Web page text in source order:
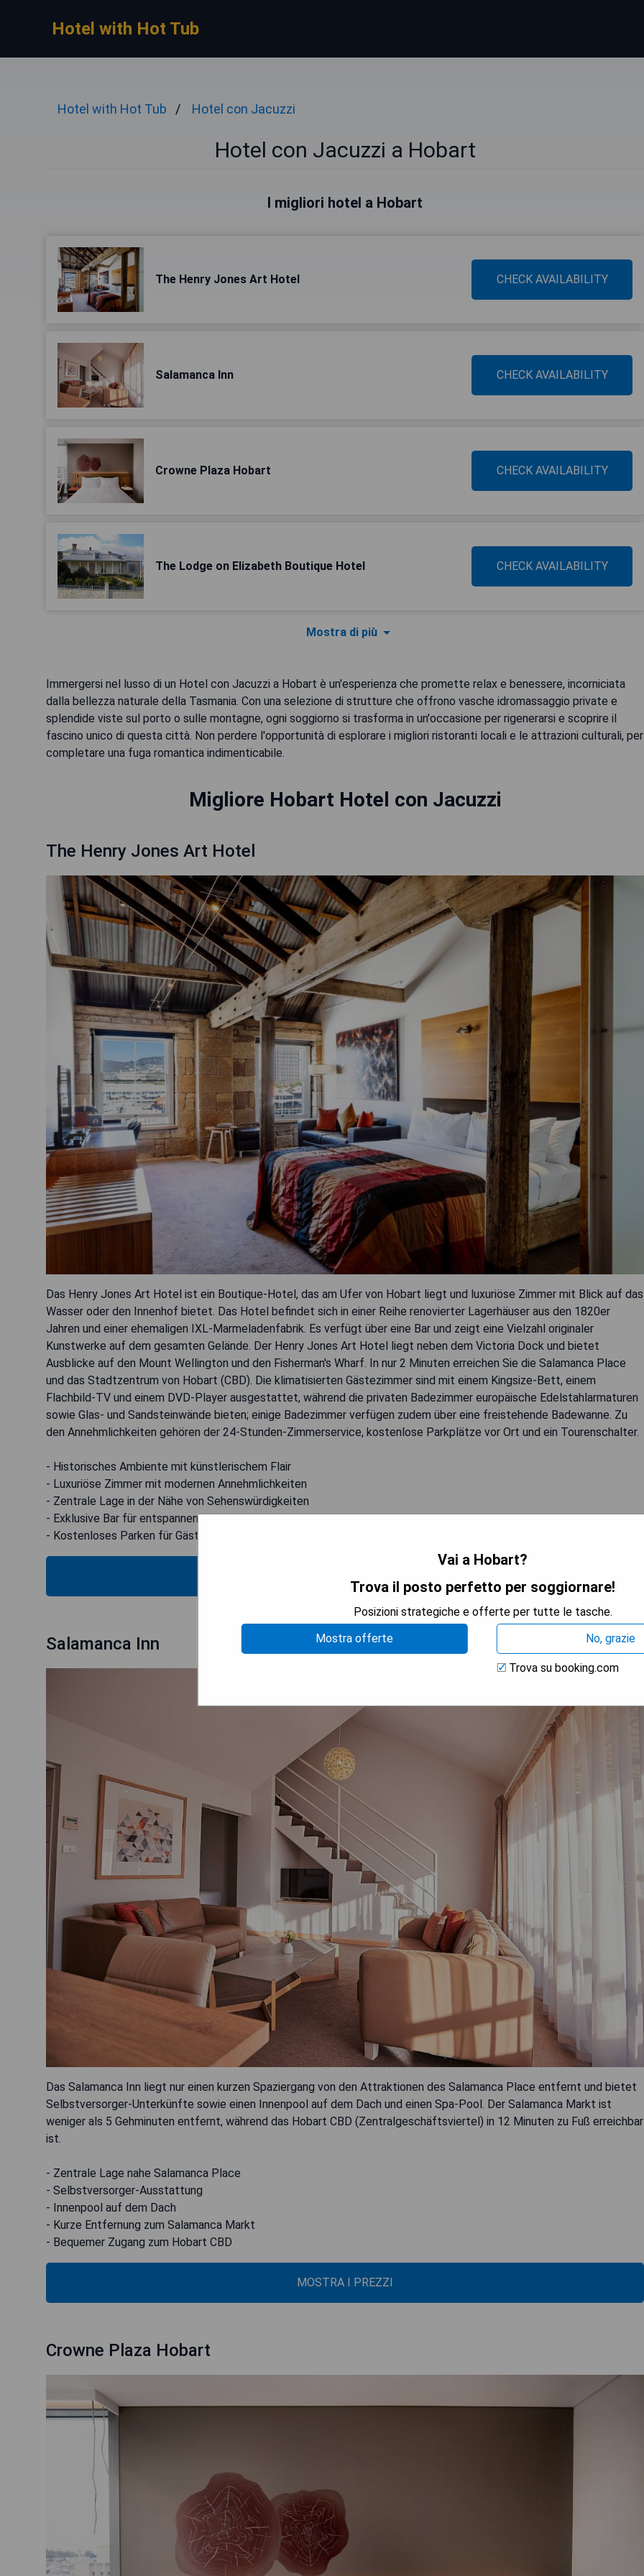
Hotel with Hot Tub
Hotel with Hot Tub Hotel con Jacuzzi
Hotel con Jacuzzi a Hobart
I migliori hotel a Hobart
The Henry Jones Art Hotel CHECK AVAILABILITY
Salamanca Inn CHECK AVAILABILITY
Crowne Plaza Hobart CHECK AVAILABILITY
The Lodge on Elizabeth Boutique Hotel CHECK AVAILABILITY
Mostra di più
Immergersi nel lusso di un Hotel con Jacuzzi a Hobart è un'esperienza che promette relax e benessere, incorniciata
dalla bellezza naturale della Tasmania. Con una selezione di strutture che offrono vasche idromassaggio private e
splendide viste sul porto o sulle montagne, ogni soggiorno si trasforma in un'occasione per rigenerarsi e scoprire il
fascino unico di questa città. Non perdere l'opportunità di esplorare i migliori ristoranti locali e le attrazioni culturali, per
completare una fuga romantica indimenticabile.
Migliore Hobart Hotel con Jacuzzi
The Henry Jones Art Hotel
Das Henry Jones Art Hotel ist ein Boutique-Hotel, das am Ufer von Hobart liegt und luxuriöse Zimmer mit Blick auf das
Wasser oder den Innenhof bietet. Das Hotel befindet sich in einer Reihe renovierter Lagerhäuser aus den 1820er
Jahren und einer ehemaligen IXL-Marmeladenfabrik. Es verfügt über eine Bar und zeigt eine Vielzahl originaler
Kunstwerke auf dem gesamten Gelände. Der Henry Jones Art Hotel liegt neben dem Victoria Dock und bietet
Ausblicke auf den Mount Wellington und den Fisherman's Wharf. In nur 2 Minuten erreichen Sie die Salamanca Place
und das Stadtzentrum von Hobart (CBD). Die klimatisierten Gästezimmer sind mit einem Kingsize-Bett, einem
Flachbild-TV und einem DVD-Player ausgestattet, während die privaten Badezimmer europäische Edelstahlarmaturen
sowie Glas- und Sandsteinwände bieten; einige Badezimmer verfügen zudem über eine freistehende Badewanne. Zu
den Annehmlichkeiten gehören der 24-Stunden-Zimmerservice, kostenlose Parkplätze vor Ort und ein Tourenschalter.
- Historisches Ambiente mit künstlerischem Flair
- Luxuriöse Zimmer mit modernen Annehmlichkeiten
- Zentrale Lage in der Nähe von Sehenswürdigkeiten
- Exklusive Bar für entspannende Getränke
- Kostenloses Parken für Gäste
Salamanca Inn
Das Salamanca Inn liegt nur einen kurzen Spaziergang von den Attraktionen des Salamanca Place entfernt und bietet
Selbstversorger-Unterkünfte sowie einen Innenpool auf dem Dach und einen Spa-Pool. Der Salamanca Markt ist
weniger als 5 Gehminuten entfernt, während das Hobart CBD (Zentralgeschäftsviertel) in 12 Minuten zu Fuß erreichbar
ist.
- Zentrale Lage nahe Salamanca Place
- Selbstversorger-Ausstattung
- Innenpool auf dem Dach
- Kurze Entfernung zum Salamanca Markt
- Bequemer Zugang zum Hobart CBD
MOSTRA I PREZZI
Crowne Plaza Hobart
Vai a Hobart?
Trova il posto perfetto per soggiornare!
Posizioni strategiche e offerte per tutte le tasche.
Mostra offerte
No, grazie
Trova su booking.com